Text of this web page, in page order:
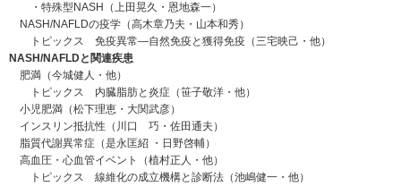
・特殊型NASH（上田晃久・恩地森一）
NASH/NAFLDの疫学（高木章乃夫・山本和秀）
トピックス 免疫異常―自然免疫と獲得免疫（三宅映己・他）
NASH/NAFLDと関連疾患
肥満（今城健人・他）
トピックス 内臓脂肪と炎症（笹子敬洋・他）
小児肥満（松下理恵・大関武彦）
インスリン抵抗性（川口 巧・佐田通夫）
脂質代謝異常症（是永匡紹 ・日野啓輔）
高血圧・心血管イベント（植村正人・他）
トピックス 線維化の成立機構と診断法（池嶋健一・他）